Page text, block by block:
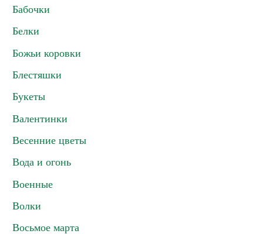
Бабочки
Белки
Божьи коровки
Блестяшки
Букеты
Валентинки
Весенние цветы
Вода и огонь
Военные
Волки
Восьмое марта